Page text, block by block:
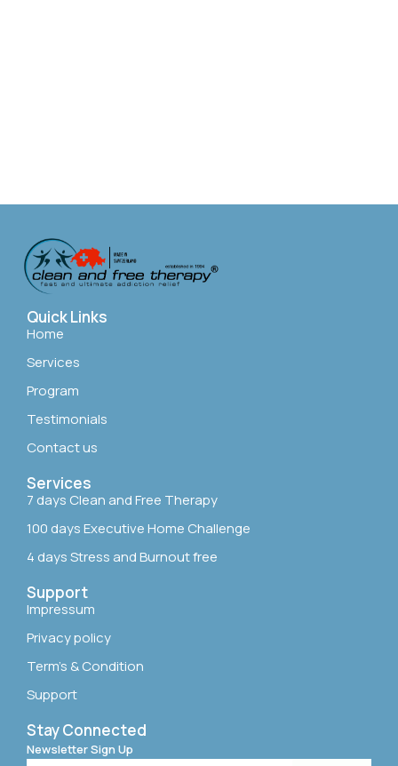
Quick Links
Home
Services
Program
Testimonials
Contact us
Services
7 days Clean and Free Therapy
100 days Executive Home Challenge
4 days Stress and Burnout free
Support
Impressum
Privacy policy
Term’s & Condition
Support
Stay Connected
Newsletter Sign Up